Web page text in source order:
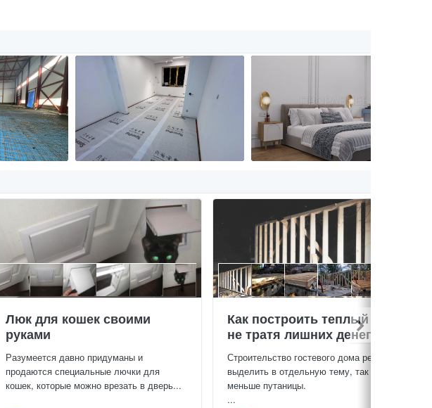
Люк для кошек своими
руками
Разумеется давно придуманы и
продаются специальные лючки для
кошек, которые можно врезать в дверь...
Как построить теплый дом,
не тратя лишних денег
Строительство гостевого дома решил
выделить в отдельную тему, так будет
меньше путаницы.
...